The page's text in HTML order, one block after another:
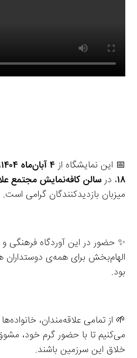
📅 این نمایشگاه از ۴ آبان‌ماه ۱۴۰۴
۱۸، در سالن کافه‌نمایش مجتمع علامه طباطبایی
میزبان بازدیدکنندگان گرامی است.
الهام‌بخش برای
بود.
🌱
می‌کنیم تا با حضور گرم خود،
خلاق این سرزمین باشند.